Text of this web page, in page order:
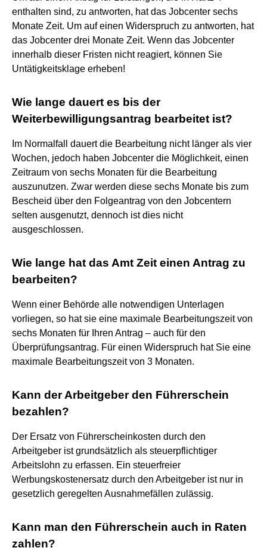
enthalten sind, zu antworten, hat das Jobcenter sechs
Monate Zeit. Um auf einen Widerspruch zu antworten, hat
das Jobcenter drei Monate Zeit. Wenn das Jobcenter
innerhalb dieser Fristen nicht reagiert, können Sie
Untätigkeitsklage erheben!
Wie lange dauert es bis der
Weiterbewilligungsantrag bearbeitet ist?
Im Normalfall dauert die Bearbeitung nicht länger als vier
Wochen, jedoch haben Jobcenter die Möglichkeit, einen
Zeitraum von sechs Monaten für die Bearbeitung
auszunutzen. Zwar werden diese sechs Monate bis zum
Bescheid über den Folgeantrag von den Jobcentern
selten ausgenutzt, dennoch ist dies nicht
ausgeschlossen.
Wie lange hat das Amt Zeit einen Antrag zu
bearbeiten?
Wenn einer Behörde alle notwendigen Unterlagen
vorliegen, so hat sie eine maximale Bearbeitungszeit von
sechs Monaten für Ihren Antrag – auch für den
Überprüfungsantrag. Für einen Widerspruch hat Sie eine
maximale Bearbeitungszeit von 3 Monaten.
Kann der Arbeitgeber den Führerschein
bezahlen?
Der Ersatz von Führerscheinkosten durch den
Arbeitgeber ist grundsätzlich als steuerpflichtiger
Arbeitslohn zu erfassen. Ein steuerfreier
Werbungskostenersatz durch den Arbeitgeber ist nur in
gesetzlich geregelten Ausnahmefällen zulässig.
Kann man den Führerschein auch in Raten
zahlen?